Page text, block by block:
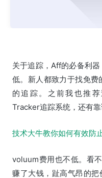
关于追踪，Aff的必备利
低。新人都致力于找免费
的追踪。之前我也推
Tracker追踪系统，还有靠
技术大牛教你如何有效防
voluum费用也不低。看
赚了大钱，趾高气昂的